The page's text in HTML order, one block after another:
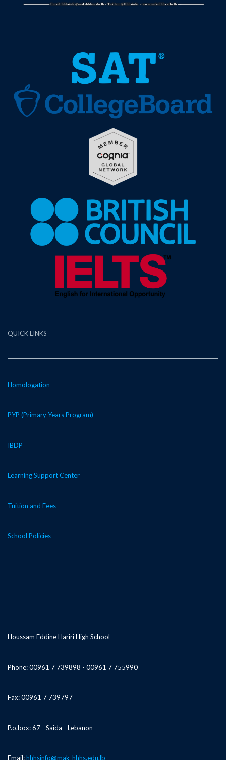
QUICK LINKS
Homologation
PYP (Primary Years Program)
IBDP
Learning Support Center
Tuition and Fees
School Policies
Houssam Eddine Hariri High School
Phone: 00961 7 739898 - 00961 7 755990
Fax: 00961 7 739797
P.o.box: 67 - Saida - Lebanon
Email:hhhsinfo@mak-hhhs.edu.lb